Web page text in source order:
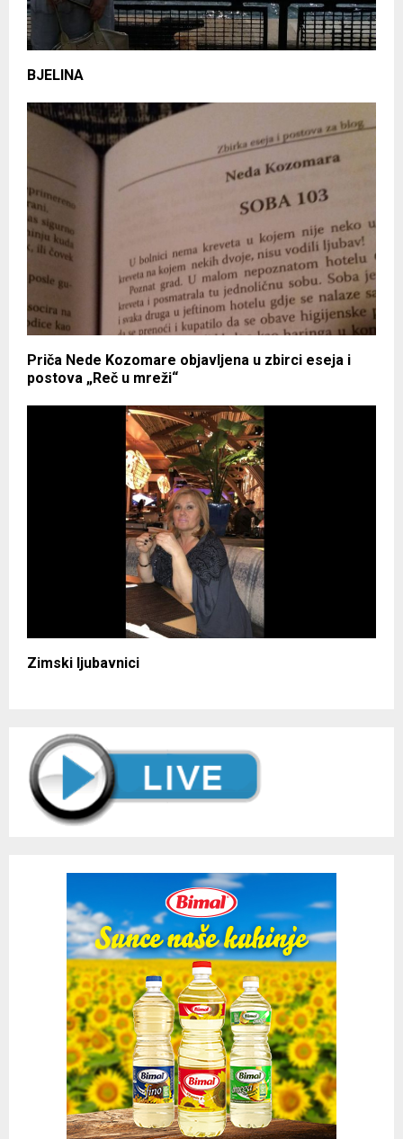
BJELINA
Priča Nede Kozomare objavljena u zbirci eseja i
postova „Reč u mreži“
Zimski ljubavnici